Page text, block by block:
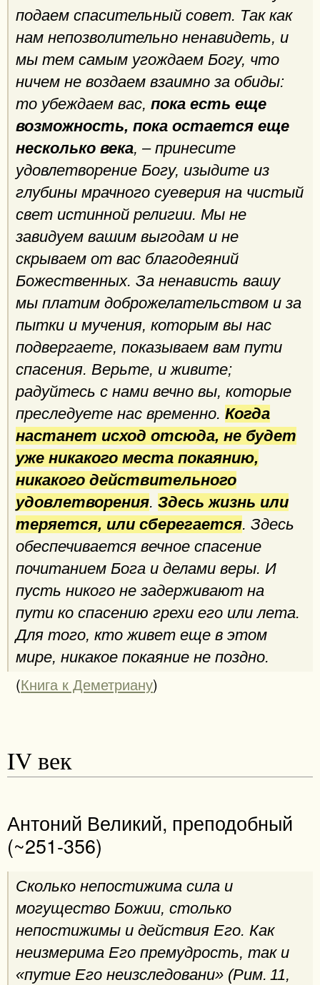
подаем спасительный совет. Так как
нам непозволительно ненавидеть, и
мы тем самым угождаем Богу, что
ничем не воздаем взаимно за обиды:
то убеждаем вас, пока есть еще
возможность, пока остается еще
несколько века, – принесите
удовлетворение Богу, изыдите из
глубины мрачного суеверия на чистый
свет истинной религии. Мы не
завидуем вашим выгодам и не
скрываем от вас благодеяний
Божественных. За ненависть вашу
мы платим доброжелательством и за
пытки и мучения, которым вы нас
подвергаете, показываем вам пути
спасения. Верьте, и живите;
радуйтесь с нами вечно вы, которые
преследуете нас временно. Когда
настанет исход отсюда, не будет
уже никакого места покаянию,
никакого действительного
удовлетворения. Здесь жизнь или
теряется, или сберегается. Здесь
обеспечивается вечное спасение
почитанием Бога и делами веры. И
пусть никого не задерживают на
пути ко спасению грехи его или лета.
Для того, кто живет еще в этом
мире, никакое покаяние не поздно.
(Книга к Деметриану)
IV век
Антоний Великий, преподобный
(~251-356)
Сколько непостижима сила и
могущество Божии, столько
непостижимы и действия Его. Как
неизмерима Его премудрость, так и
«путие Его неизследовани» (Рим. 11,